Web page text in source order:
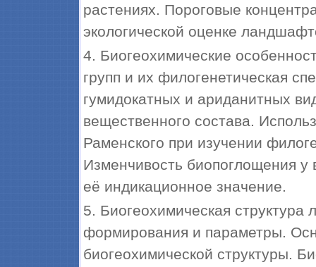
растениях. Пороговые
экологической оценке
4. Биогеохимические
групп и их филогенетическая
гумидокатных и ариданитных
вещественного состава.
Раменского при изучении
Изменчивость биопоглощения у
её индикационное значение.
5. Биогеохимическая
формирования и параметры.
биогеохимической структуры.